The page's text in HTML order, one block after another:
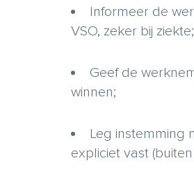
Informeer de
VSO, zeker bij ziekte;
Geef de
winnen;
Leg instemming
expliciet vast